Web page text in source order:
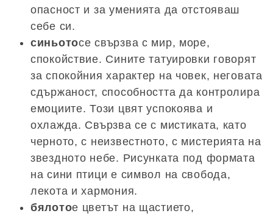
опасност и за уменията да отстояваш
себе си.
синьотосе свързва с мир, море,
спокойствие. Сините татуировки говорят
за спокойния характер на човек, неговата
сдържаност, способността да контролира
емоциите. Този цвят успокоява и
охлажда. Свързва се с мистиката, като
черното, с неизвестното, с мистерията на
звездното небе. Рисунката под формата
на сини птици е символ на свобода,
лекота и хармония.
бялотое цветът на щастието,